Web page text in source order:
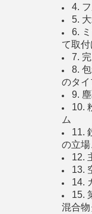
4.
5.
6.
て取付
7.
8.
のタイ
9.
10.
ム
11.
の立
12.
13.
14.
15.
混合物